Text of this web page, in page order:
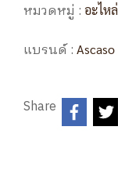
หมวดหมู่ : อะไหล่
แบรนด์ : Ascaso
Share